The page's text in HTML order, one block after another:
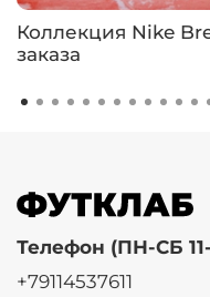
Коллекция Nike
заказа
Телефон (ПН-СБ
+79114537611